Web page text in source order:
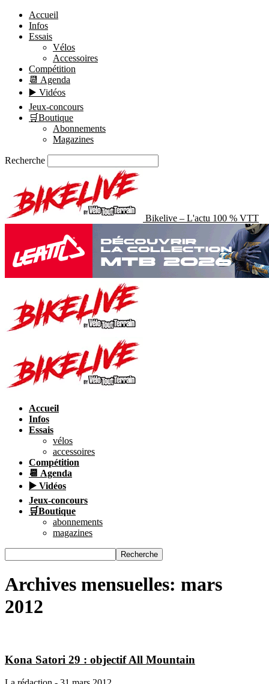
Accueil
Infos
Essais
Vélos
Accessoires
Compétition
📆 Agenda
▶️ Vidéos
Jeux-concours
🛒Boutique
Abonnements
Magazines
Recherche
Bikelive – L'actu 100 % VTT
Accueil
Infos
Essais
vélos
accessoires
Compétition
📆 Agenda
▶️ Vidéos
Jeux-concours
🛒Boutique
abonnements
magazines
Archives mensuelles: mars
2012
Kona Satori 29 : objectif All Mountain